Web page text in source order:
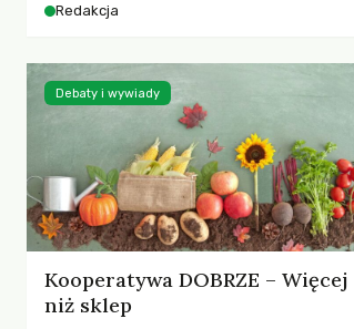
pełną mobilizację, ponieważ projekt
rozwiązania dla przyrody i zwierząt,
radykalnie zmieniając dotychczasowy
paradygmat funkcjonowania łowiectwa w
Polsce.
Redakcja
Kooperatywa DOBRZE – Więcej
niż sklep
Debaty i wywiady